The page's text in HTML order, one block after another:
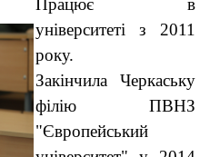
Працює в
університеті з 2011
року.
Закінчила Черкаську
філію ПВНЗ
"Європейський